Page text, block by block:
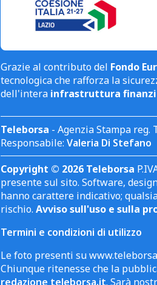
Grazie al contributo del Fondo
tecnologica che rafforza la
dell'intera infrastruttura
Teleborsa - Agenzia Stampa
Responsabile: Valeria Di Stefano
Copyright © 2026 Teleborsa
presente sul sito. Software,
hanno carattere indicativo;
rischio. Avviso sull'uso e sulla
Termini e condizioni di utilizzo
Le foto presenti su
Chiunque ritenesse che la
redazione teleborsa.it. Sarà